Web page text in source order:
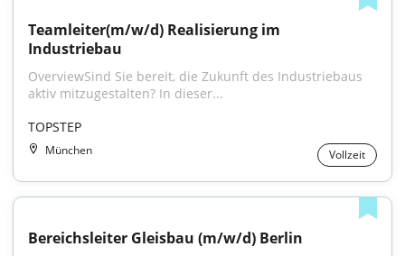
Teamleiter(m/w/d) Realisierung im
Industriebau
OverviewSind Sie bereit, die Zukunft des Industriebaus
aktiv mitzugestalten? In dieser...
TOPSTEP
München Vollzeit
Bereichsleiter Gleisbau (m/w/d) Berlin